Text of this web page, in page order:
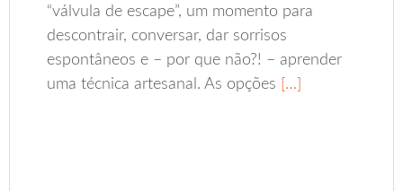
“válvula de escape”, um momento para
descontrair, conversar, dar sorrisos
espontâneos e – por que não?! – aprender
uma técnica artesanal. As opções […]